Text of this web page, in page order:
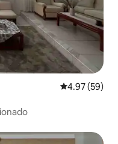
Calificación
4.97 (59)